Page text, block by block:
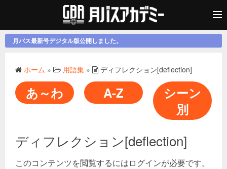
月バス最新号デジタル版公開しました。
ホーム » 用語集 » ディフレクション[deflection]
あ～わ A-Z
シーン
別
ディフレクション[deflection]
このコンテンツを閲覧するにはログインが必要です。